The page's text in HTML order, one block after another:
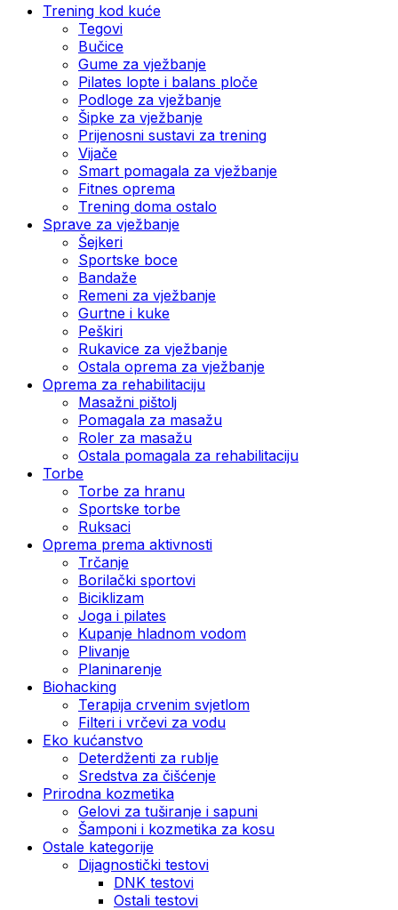
Trening kod kuće
Tegovi
Bučice
Gume za vježbanje
Pilates lopte i balans ploče
Podloge za vježbanje
Šipke za vježbanje
Prijenosni sustavi za trening
Vijače
Smart pomagala za vježbanje
Fitnes oprema
Trening doma ostalo
Sprave za vježbanje
Šejkeri
Sportske boce
Bandaže
Remeni za vježbanje
Gurtne i kuke
Peškiri
Rukavice za vježbanje
Ostala oprema za vježbanje
Oprema za rehabilitaciju
Masažni pištolj
Pomagala za masažu
Roler za masažu
Ostala pomagala za rehabilitaciju
Torbe
Torbe za hranu
Sportske torbe
Ruksaci
Oprema prema aktivnosti
Trčanje
Borilački sportovi
Biciklizam
Joga i pilates
Kupanje hladnom vodom
Plivanje
Planinarenje
Biohacking
Terapija crvenim svjetlom
Filteri i vrčevi za vodu
Eko kućanstvo
Deterdženti za rublje
Sredstva za čišćenje
Prirodna kozmetika
Gelovi za tuširanje i sapuni
Šamponi i kozmetika za kosu
Ostale kategorije
Dijagnostički testovi
DNK testovi
Ostali testovi